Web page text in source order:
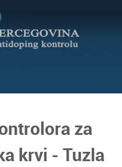
za
krvi - Tuzla